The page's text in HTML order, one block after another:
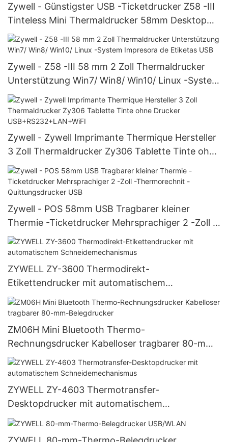
Zywell - Günstigster USB -Ticketdrucker Z58 -III
Tinteless Mini Thermaldrucker 58mm Desktop
Quittungen Drucker USB
Zywell - Z58 -III 58 mm 2 Zoll Thermaldrucker
Unterstützung Win7/ Win8/ Win10/ Linux -System
Impresora de Etiketas USB
Zywell - Zywell Imprimante Thermique Hersteller
3 Zoll Thermaldrucker Zy306 Tablette Tinte ohne
Drucker USB+RS232+LAN+WiFI
Zywell - POS 58mm USB Tragbarer kleiner
Thermie -Ticketdrucker Mehrsprachiger 2 -Zoll -
Thermorechnit -Quittungsdrucker USB
ZYWELL ZY-3600 Thermodirekt-
Etikettendrucker mit automatischem
Schneidemechanismus
ZM06H Mini Bluetooth Thermo-
Rechnungsdrucker Kabelloser tragbarer 80-mm-
Belegdrucker
ZYWELL ZY-4603 Thermotransfer-
Desktopdrucker mit automatischem
Schneidemechanismus